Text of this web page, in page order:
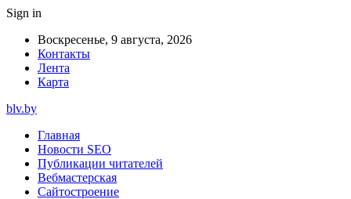
Sign in
Воскресенье, 9 августа, 2026
Контакты
Лента
Карта
blv.by
Главная
Новости SEO
Публикации читателей
Вебмастерская
Сайтостроение